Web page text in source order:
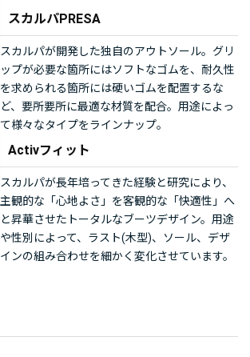
スカルパPRESA
スカルパが開発した独自のアウトソール。グリ
ップが必要な箇所にはソフトなゴムを、耐久性
を求められる箇所には硬いゴムを配置するな
ど、要所要所に最適な材質を配合。用途によっ
て様々なタイプをラインナップ。
Activフィット
スカルパが長年培ってきた経験と研究により、
主観的な「心地よさ」を客観的な「快適性」へ
と昇華させたトータルなブーツデザイン。用途
や性別によって、ラスト(木型)、ソール、デザ
インの組み合わせを細かく変化させています。